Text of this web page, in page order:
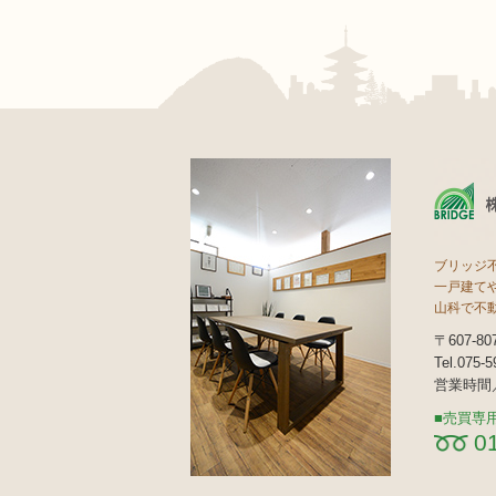
ブリッジ
一戸建て
山科で不
〒607-
Tel.075-
営業時間
売買専